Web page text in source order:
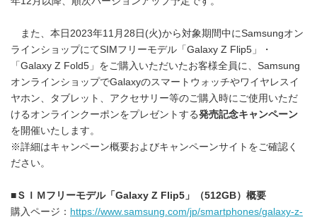
また、本日2023年11月28日(火)から対象期間中にSamsungオン
ラインショップにてSIMフリーモデル「Galaxy Z Flip5」・
「Galaxy Z Fold5」をご購入いただいたお客様全員に、Samsung
オンラインショップでGalaxyのスマートウォッチやワイヤレスイ
ヤホン、タブレット、アクセサリー等のご購入時にご使用いただ
けるオンラインクーポンをプレゼントする発売記念キャンペーン
を開催いたします。
※詳細はキャンペーン概要およびキャンペーンサイトをご確認く
ださい。
■ ＳＩＭフリーモデル「 Galaxy Z Flip5 」（512GB）概要
購入ページ： https://www.samsung.com/jp/smartphones/galaxy-z-